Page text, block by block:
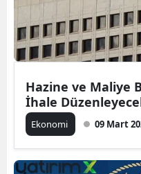
Hazine ve Maliye
İhale
Ekonomi 09 Mart